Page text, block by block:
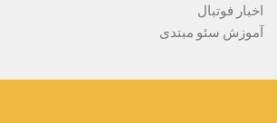
اخبار فوتبال
آموزش سئو مبتدی